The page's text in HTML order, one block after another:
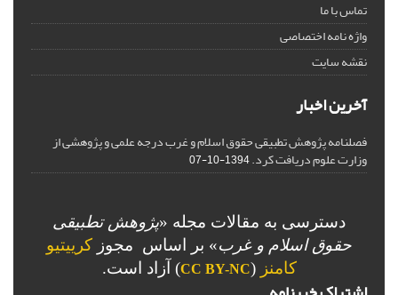
تماس با ما
واژه نامه اختصاصی
نقشه سایت
آخرین اخبار
فصلنامه پژوهش تطبیقی حقوق اسلام و غرب درجه علمی و پژوهشی از
وزارت علوم دریافت کرد.1394-10-07
دسترسی به مقالات مجله «پژوهش تطبیقی
حقوق اسلام و غرب» بر اساس مجوز کرییتیو
کامنز (
CC BY-NC) آزاد است.